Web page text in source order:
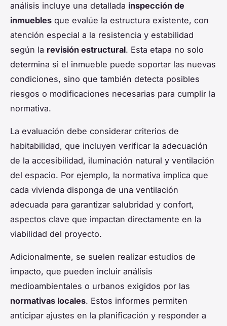
análisis incluye una detallada inspección de
inmuebles que evalúe la estructura existente, con
atención especial a la resistencia y estabilidad
según la revisión estructural. Esta etapa no solo
determina si el inmueble puede soportar las nuevas
condiciones, sino que también detecta posibles
riesgos o modificaciones necesarias para cumplir la
normativa.
La evaluación debe considerar criterios de
habitabilidad, que incluyen verificar la adecuación
de la accesibilidad, iluminación natural y ventilación
del espacio. Por ejemplo, la normativa implica que
cada vivienda disponga de una ventilación
adecuada para garantizar salubridad y confort,
aspectos clave que impactan directamente en la
viabilidad del proyecto.
Adicionalmente, se suelen realizar estudios de
impacto, que pueden incluir análisis
medioambientales o urbanos exigidos por las
normativas locales. Estos informes permiten
anticipar ajustes en la planificación y responder a